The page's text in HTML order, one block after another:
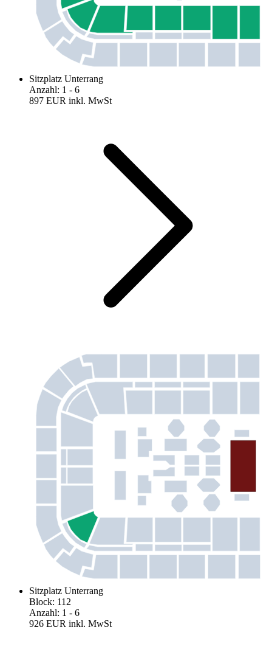
Sitzplatz Unterrang
Anzahl: 1 - 6
897 EUR inkl. MwSt
Sitzplatz Unterrang
Block: 112
Anzahl: 1 - 6
926 EUR inkl. MwSt